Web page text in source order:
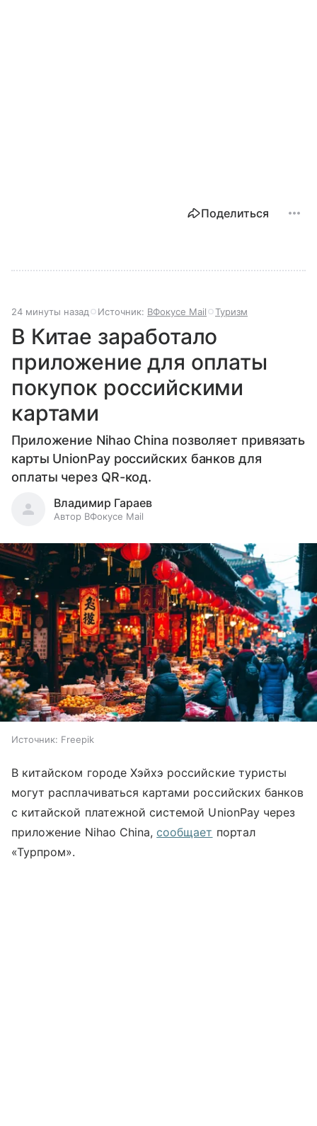
Поделиться
24 минуты назад Источник: ВФокусе Mail Туризм
В Китае заработало
приложение для оплаты
покупок российскими
картами
Приложение Nihao China позволяет привязать
карты UnionPay российских банков для
оплаты через QR-код.
Владимир Гараев
Автор ВФокусе Mail
Источник: Freepik
В китайском городе Хэйхэ российские туристы
могут расплачиваться картами российских банков
с китайской платежной системой UnionPay через
приложение Nihao China,сообщает портал
«Турпром».